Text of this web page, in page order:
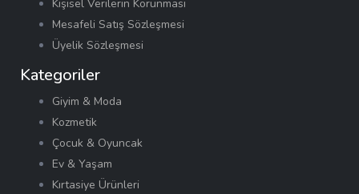
Kişisel Verilerin Korunması
Mesafeli Satış Sözleşmesi
Üyelik Sözleşmesi
Kategoriler
Giyim & Moda
Kozmetik
Çocuk & Oyuncak
Ev & Yaşam
Kırtasiye Ürünleri